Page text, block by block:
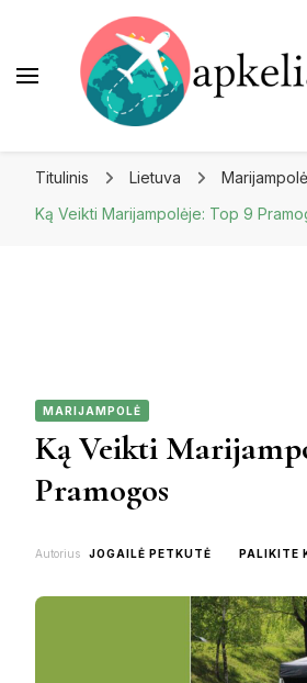
Titulinis Lietuva
Marijampolė
Ką Veikti Marijampolėje: Top 9
MARIJAMPOLĖ
Ką Veikti
Pramogos
Autorius JOGAILĖ PETKUTĖ PALIKITE